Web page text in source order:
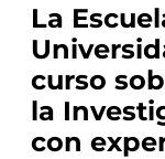
La
curso
la
con